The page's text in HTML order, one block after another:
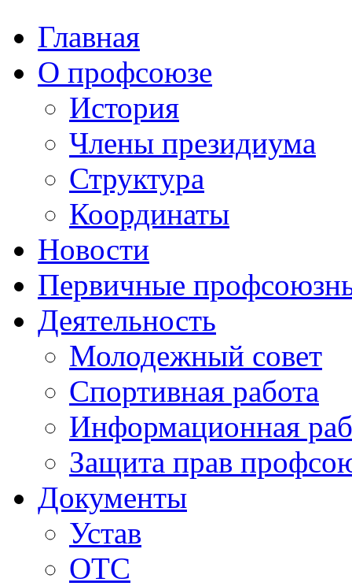
Главная
О профсоюзе
История
Члены президиума
Структура
Координаты
Новости
Первичные
Деятельность
Молодежный совет
Спортивная работа
Информационная
Защита прав
Документы
Устав
ОТС